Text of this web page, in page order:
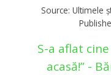
Source: Ultimele
S-a aflat
acasă!” -